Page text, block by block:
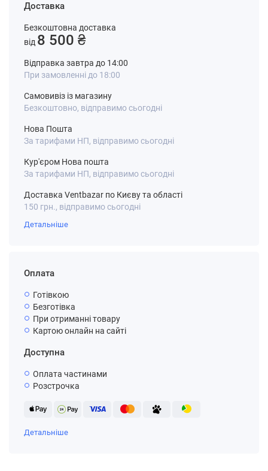
Доставка
Безкоштовна доставка
від 8 500 ₴
Відправка завтра до 14:00
При замовленні до 18:00
Самовивіз із магазину
Безкоштовно, відправимо сьогодні
Нова Пошта
За тарифами НП, відправимо сьогодні
Кур'єром Нова пошта
За тарифами НП, відправимо сьогодні
Доставка Ventbazar по Києву та області
150 грн., відправимо сьогодні
Детальніше
Оплата
Готівкою
Безготівка
При отриманні товару
Картою онлайн на сайті
Доступна
Оплата частинами
Розстрочка
Детальніше